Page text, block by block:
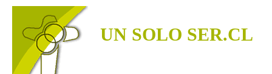
Skip
content
UN SOLO SER.CL